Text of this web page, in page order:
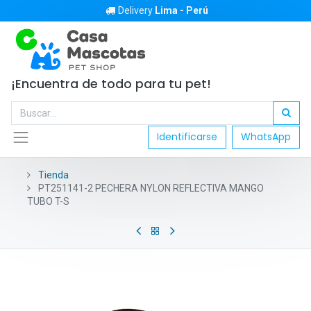
Delivery Lima - Perú
¡Encuentra de todo para tu pet!
Identificarse WhatsApp
Tienda
PT251141-2 PECHERA NYLON REFLECTIVA MANGO
TUBO T-S